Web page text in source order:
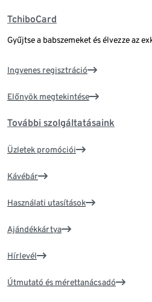
TchiboCard
Gyűjtse a babszemeket és élvezze az
Ingyenes regisztráció
Előnyök megtekintése
További szolgáltatásaink
Üzletek promóciói
Kávébár
Használati utasítások
Ajándékkártya
Hírlevél
Útmutató és mérettanácsadó